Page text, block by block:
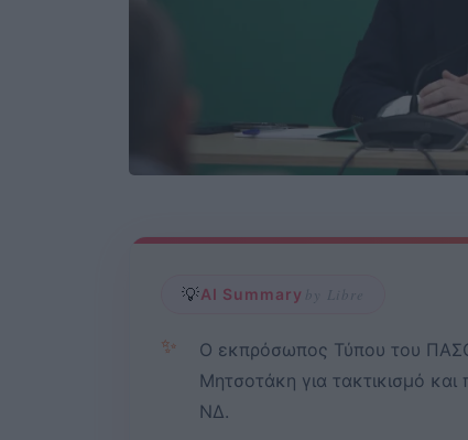
💡AI Summary by Libre
✨
Ο εκπρόσωπος Τύπου του
Μητσοτάκη για τακτικισμό
ΝΔ.